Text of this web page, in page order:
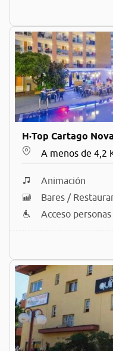
H·Top Cartago Nova
A menos de 4,2
Animación
Bares /
Acceso